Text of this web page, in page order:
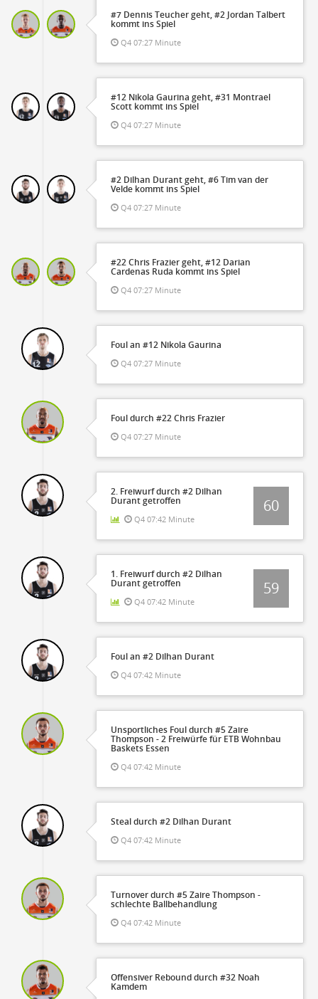
#7 Dennis Teucher geht, #2 Jordan Talbert
kommt ins Spiel
Q4 07:27 Minute
#12 Nikola Gaurina geht, #31 Montrael
Scott kommt ins Spiel
Q4 07:27 Minute
#2 Dilhan Durant geht, #6 Tim van der
Velde kommt ins Spiel
Q4 07:27 Minute
#22 Chris Frazier geht, #12 Darian
Cardenas Ruda kommt ins Spiel
Q4 07:27 Minute
Foul an #12 Nikola Gaurina
Q4 07:27 Minute
Foul durch #22 Chris Frazier
Q4 07:27 Minute
2. Freiwurf durch #2 Dilhan
Durant getroffen
Q4 07:42 Minute
60
1. Freiwurf durch #2 Dilhan
Durant getroffen
Q4 07:42 Minute
59
Foul an #2 Dilhan Durant
Q4 07:42 Minute
Unsportliches Foul durch #5 Zaire
Thompson - 2 Freiwürfe für ETB Wohnbau
Baskets Essen
Q4 07:42 Minute
Steal durch #2 Dilhan Durant
Q4 07:42 Minute
Turnover durch #5 Zaire Thompson -
schlechte Ballbehandlung
Q4 07:42 Minute
Offensiver Rebound durch #32 Noah
Kamdem